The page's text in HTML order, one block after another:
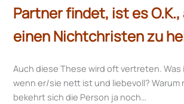
Partner findet, ist es O.K.,
einen Nichtchristen zu
Auch diese These wird oft vertreten. Was
wenn er/sie nett ist und liebevoll? Warum
bekehrt sich die Person ja noch…